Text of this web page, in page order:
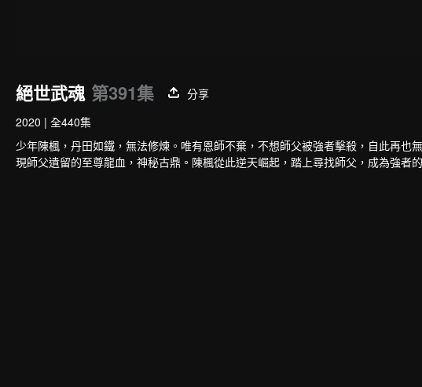
絕世武魂 第391集
分享
2020 | 全440集
少年陳楓，丹田如鐵，無法修煉。唯有恩師不棄，不想師父被強者擊殺，自此再
現師父遺留的至尊龍血，神秘古鼎。陳楓從此逆天崛起，踏上尋找師父，成為強者